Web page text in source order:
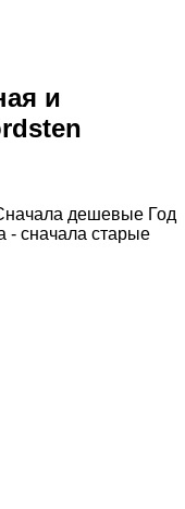
и
дешевые Год
- сначала старые